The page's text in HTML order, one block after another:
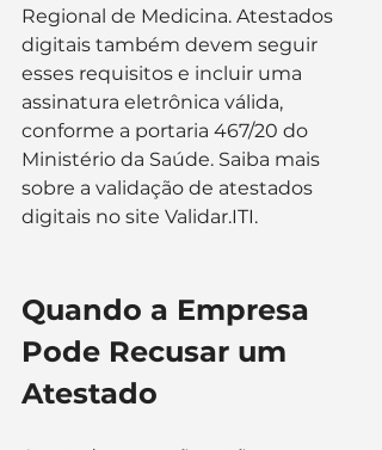
Regional de Medicina​​. Atestados
digitais também devem seguir
esses requisitos e incluir uma
assinatura eletrônica válida,
conforme a portaria 467/20 do
Ministério da Saúde. Saiba mais
sobre a validação de atestados
digitais no site Validar.ITI.
Quando a Empresa
Pode Recusar um
Atestado